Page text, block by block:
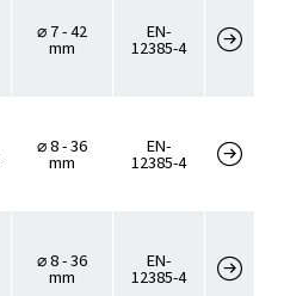
⌀ 7 - 42
mm
EN-
12385-4
⌀ 8 - 36
mm
EN-
12385-4
⌀ 8 - 36
mm
EN-
12385-4